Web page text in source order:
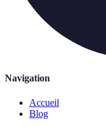
Navigation
Accueil
Blog